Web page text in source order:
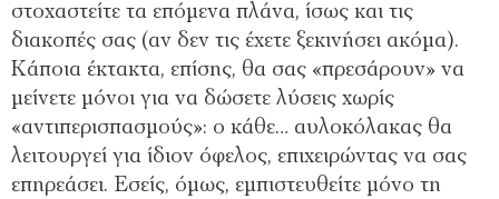
στοχαστείτε τα επόμενα πλάνα, ίσως και τις
διακοπές σας (αν δεν τις έχετε ξεκινήσει ακόμα).
Κάποια έκτακτα, επίσης, θα σας «πρεσάρουν» να
μείνετε μόνοι για να δώσετε λύσεις χωρίς
«αντιπερισπασμούς»: ο κάθε… αυλοκόλακας θα
λειτουργεί για ίδιον όφελος, επιχειρώντας να σας
επηρεάσει. Εσείς, όμως, εμπιστευθείτε μόνο τη